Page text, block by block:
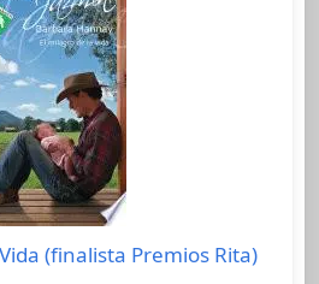
(finalista Premios Rita)